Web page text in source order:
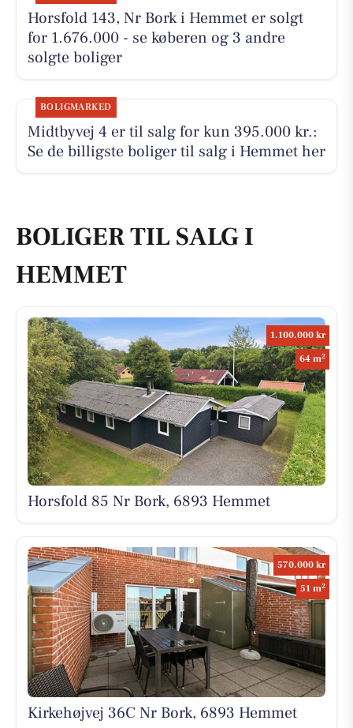
Horsfold 143, Nr Bork i Hemmet er solgt
for 1.676.000 - se køberen og 3 andre
solgte boliger
BOLIGMARKED
Midtbyvej 4 er til salg for kun 395.000 kr.:
Se de billigste boliger til salg i Hemmet her
BOLIGER TIL SALG I
HEMMET
1.100.000 kr
64 m2
Horsfold 85 Nr Bork, 6893 Hemmet
570.000 kr
51 m2
Kirkehøjvej 36C Nr Bork, 6893 Hemmet